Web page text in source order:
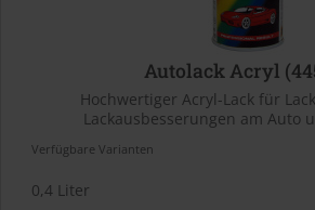
Autolack Acryl
Hochwertiger Acryl-Lack für
Lackausbesserungen am Auto
Verfügbare Varianten
0,4 Liter